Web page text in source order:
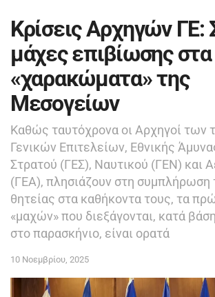
Κρίσεις Αρχηγών ΓΕ:
μάχες επιβίωσης στα
«χαρακώματα» της
Μεσογείων
Καθώς ταυτόχρονα οι Αρχηγοί των
Γενικών Επιτελείων, Εθνικής
Στρατού (ΓΕΣ), Ναυτικού (ΓΕΝ) και
(ΓΕΑ), πλησιάζουν στη
θητείας στα καθήκοντα τους, τα
«μαχών» που διεξάγονται, κατά βάση
στο παρασκήνιο, είναι ορατά
10 Νοεμβρίου, 2025